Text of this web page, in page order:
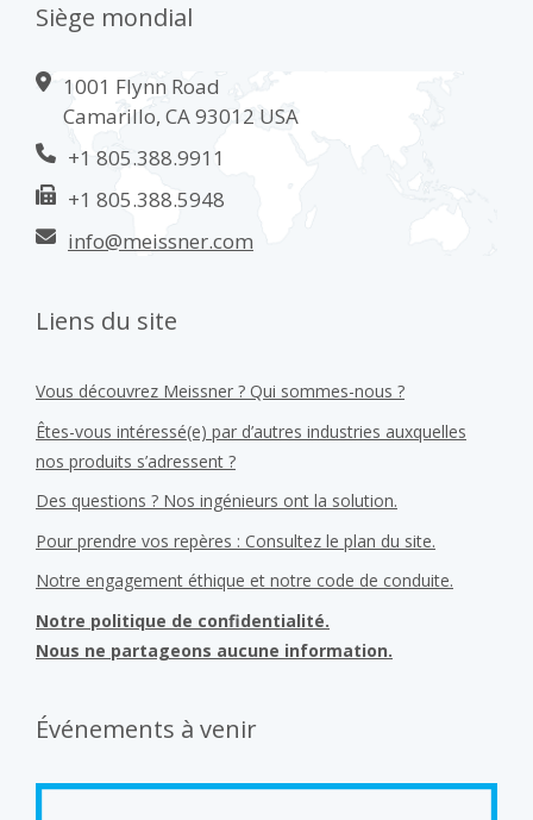
Siège mondial
1001 Flynn Road
Camarillo, CA 93012 USA
+1 805.388.9911
+1 805.388.5948
info@meissner.com
Liens du site
Vous découvrez Meissner ? Qui sommes-nous ?
Êtes-vous intéressé(e) par d’autres industries auxquelles
nos produits s’adressent ?
Des questions ? Nos ingénieurs ont la solution.
Pour prendre vos repères : Consultez le plan du site.
Notre engagement éthique et notre code de conduite.
Notre politique de confidentialité.
Nous ne partageons aucune information.
Événements à venir